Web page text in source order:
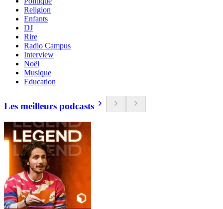
Religion
Enfants
DJ
Rire
Radio Campus
Interview
Noël
Musique
Education
Les meilleurs podcasts